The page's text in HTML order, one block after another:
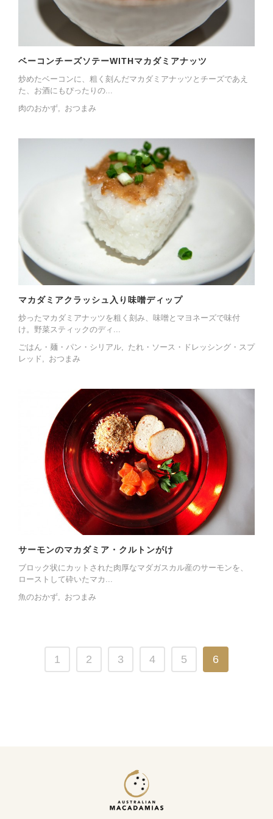
ベーコンチーズソテーWITHマカダミアナッツ
炒めたベーコンに、粗く刻んだマカダミアナッツとチーズであえ
た、お酒にもぴったりの...
肉のおかず
おつまみ
マカダミアクラッシュ入り味噌ディップ
炒ったマカダミアナッツを粗く刻み、味噌とマヨネーズで味付
け。野菜スティックのディ...
ごはん・麺・パン・シリアル
たれ・ソース・ドレッシング・スプ
レッド
おつまみ
サーモンのマカダミア・クルトンがけ
ブロック状にカットされた肉厚なマダガスカル産のサーモンを、
ローストして砕いたマカ...
魚のおかず
おつまみ
1 2 3 4 5 6